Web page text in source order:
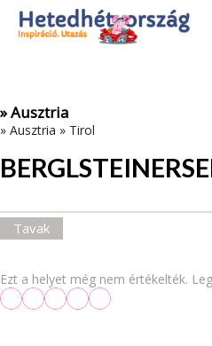
Az oldal sütiket (cookies)
Adatvédelmi tájékoztató
» Ausztria
» Ausztria » Tirol
Tavak
Ezt a helyet még nem értékelték.